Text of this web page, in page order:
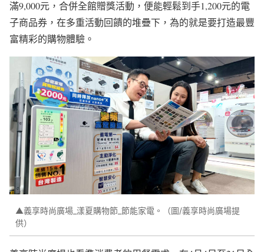
滿9,000元，合併全館贈獎活動，便能輕鬆到手1,200元的電
子商品券，在多重活動回饋的堆疊下，為的就是要打造最豐
富精彩的購物體驗。
▲義享時尚廣場_漾夏購物節_節能家電。（圖/義享時尚廣場提
供）